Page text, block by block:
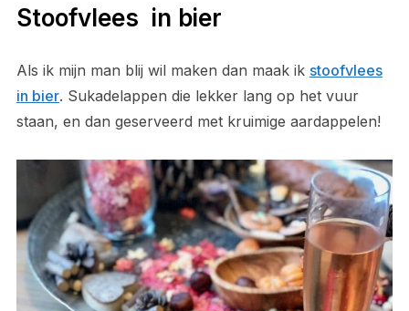
Stoofvlees in bier
Als ik mijn man blij wil maken dan maak ik stoofvlees
in bier. Sukadelappen die lekker lang op het vuur
staan, en dan geserveerd met kruimige aardappelen!